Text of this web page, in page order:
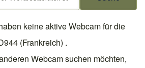
keine aktive Webcam für die
(Frankreich) .
Webcam suchen möchten,